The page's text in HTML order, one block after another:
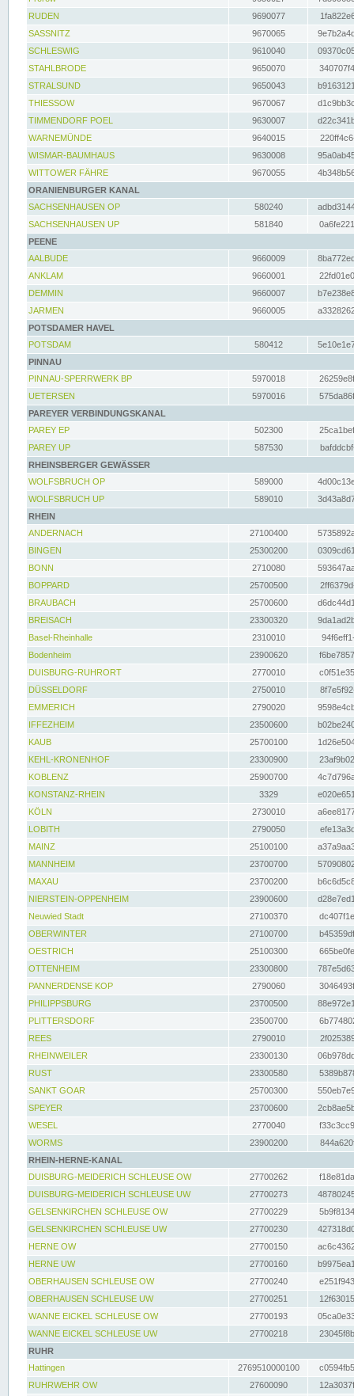
RUDEN
9690077
SASSNITZ
9670065
SCHLESWIG
9610040
STAHLBRODE
9650070
STRALSUND
9650043
THIESSOW
9670067
TIMMENDORF POEL
9630007
WARNEMÜNDE
9640015
WISMAR-BAUMHAUS
9630008
WITTOWER FÄHRE
9670055
ORANIENBURGER KANAL
SACHSENHAUSEN OP
580240
SACHSENHAUSEN UP
581840
PEENE
AALBUDE
9660009
ANKLAM
9660001
DEMMIN
9660007
JARMEN
9660005
POTSDAMER HAVEL
POTSDAM
580412
PINNAU
PINNAU-SPERRWERK BP
5970018
UETERSEN
5970016
PAREYER VERBINDUNGSKANAL
PAREY EP
502300
PAREY UP
587530
RHEINSBERGER GEWÄSSER
WOLFSBRUCH OP
589000
WOLFSBRUCH UP
589010
RHEIN
ANDERNACH
27100400
BINGEN
25300200
BONN
2710080
BOPPARD
25700500
BRAUBACH
25700600
BREISACH
23300320
Basel-Rheinhalle
2310010
Bodenheim
23900620
DUISBURG-RUHRORT
2770010
DÜSSELDORF
2750010
EMMERICH
2790020
IFFEZHEIM
23500600
KAUB
25700100
KEHL-KRONENHOF
23300900
KOBLENZ
25900700
KONSTANZ-RHEIN
3329
KÖLN
2730010
LOBITH
2790050
MAINZ
25100100
MANNHEIM
23700700
MAXAU
23700200
NIERSTEIN-OPPENHEIM
23900600
Neuwied Stadt
27100370
OBERWINTER
27100700
OESTRICH
25100300
OTTENHEIM
23300800
PANNERDENSE KOP
2790060
PHILIPPSBURG
23700500
PLITTERSDORF
23500700
REES
2790010
RHEINWEILER
23300130
RUST
23300580
SANKT GOAR
25700300
SPEYER
23700600
WESEL
2770040
WORMS
23900200
RHEIN-HERNE-KANAL
DUISBURG-MEIDERICH SCHLEUSE OW
27700262
DUISBURG-MEIDERICH SCHLEUSE UW
27700273
GELSENKIRCHEN SCHLEUSE OW
27700229
GELSENKIRCHEN SCHLEUSE UW
27700230
HERNE OW
27700150
HERNE UW
27700160
OBERHAUSEN SCHLEUSE OW
27700240
OBERHAUSEN SCHLEUSE UW
27700251
WANNE EICKEL SCHLEUSE OW
27700193
WANNE EICKEL SCHLEUSE UW
27700218
RUHR
Hattingen
2769510000100
RUHRWEHR OW
27600090